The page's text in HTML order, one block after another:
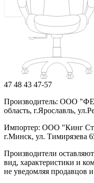
47 48 43 47-57
Производитель: ООО
область, г.Ярославль,
Импортер: ООО "Кинг
г.Минск, ул. Тимирязева
Производители
вид, характеристики и
не уведомляя продавцов